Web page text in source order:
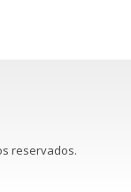
reservados.